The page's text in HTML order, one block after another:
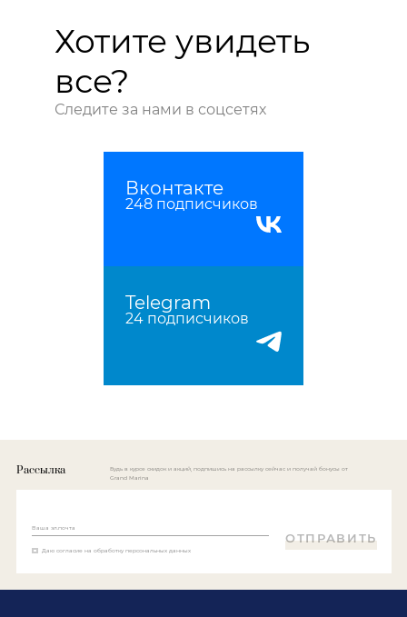
Хотите увидеть
все?
Следите за нами в соцсетях
Вконтакте
248 подписчиков
Telegram
24 подписчиков
Рассылка
Будь в курсе скидок и акций, подпишись на рассылку сейчас и получай бонусы от
Grand Marina
Ваша эл.почта
ОТПРАВИТЬ
Даю согласие на обработку персональных данных